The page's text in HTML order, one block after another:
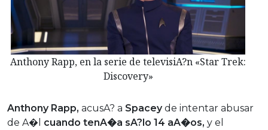
Anthony Rapp, en la serie de televisiA?n «Star Trek:
Discovery»
Anthony Rapp, acusA? a Spaceyde intentar abusar
de A�l cuando tenA�a sA?lo 14 aA�os, y el